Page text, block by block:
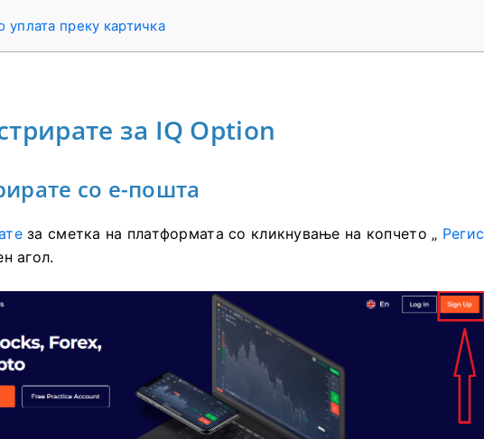
преку картичка
за IQ Option
со е-пошта
за сметка на платформата со кликнување на копчето „ Регис
агол.